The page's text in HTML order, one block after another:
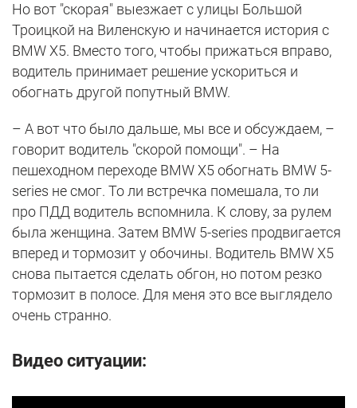
Но вот "скорая" выезжает с улицы Большой
Троицкой на Виленскую и начинается история с
BMW X5. Вместо того, чтобы прижаться вправо,
водитель принимает решение ускориться и
обогнать другой попутный BMW.
– А вот что было дальше, мы все и обсуждаем, –
говорит водитель "скорой помощи". – На
пешеходном переходе BMW X5 обогнать BMW 5-
series не смог. То ли встречка помешала, то ли
про ПДД водитель вспомнила. К слову, за рулем
была женщина. Затем BMW 5-series продвигается
вперед и тормозит у обочины. Водитель BMW X5
снова пытается сделать обгон, но потом резко
тормозит в полосе. Для меня это все выглядело
очень странно.
Видео ситуации: